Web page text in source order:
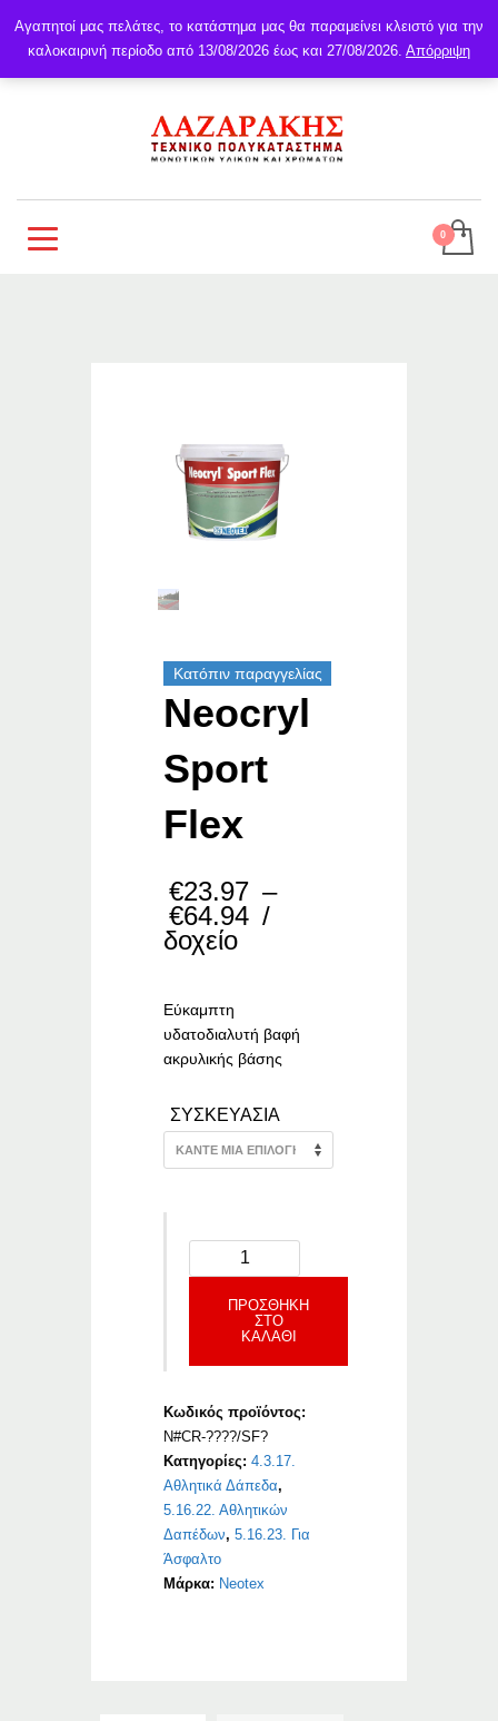
Κατόπιν παραγγελίας
Neocryl
Sport
Flex
€23.97 –
€64.94 Price
/
δοχείο
Εύκαμπτη
υδατοδιαλυτή βαφή
ακρυλικής βάσης
ΣΥΣΚΕΥΑΣΙΑ
ΠΡΟΣΘΉΚΗ
ΣΤΟ
ΚΑΛΆΘΙ
Κωδικός προϊόντος:
N#CR-????/SF?
Κατηγορίες:4.3.17.
Αθλητικά Δάπεδα,
5.16.22. Αθλητικών
Δαπέδων,5.16.23. Για
Άσφαλτο
Μάρκα: Neotex
Αγαπητοί μας πελάτες, το κατάστημα μας θα παραμείνει κλειστό για την
καλοκαιρινή περίοδο από 13/08/2026 έως και 27/08/2026. Απόρριψη